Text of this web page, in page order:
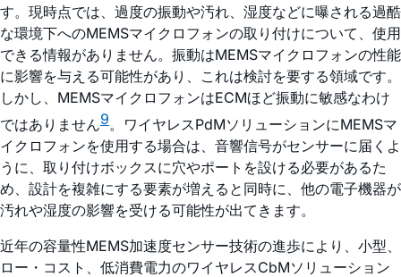
す。現時点では、過度の振動や汚れ、湿度などに曝される過酷
な環境下へのMEMSマイクロフォンの取り付けについて、使用
できる情報がありません。振動はMEMSマイクロフォンの性能
に影響を与える可能性があり、これは検討を要する領域です。
しかし、MEMSマイクロフォンはECMほど振動に敏感なわけ
ではありません9。ワイヤレスPdMソリューションにMEMSマ
イクロフォンを使用する場合は、音響信号がセンサーに届くよ
うに、取り付けボックスに穴やポートを設ける必要があるた
め、設計を複雑にする要素が増えると同時に、他の電子機器が
汚れや湿度の影響を受ける可能性が出てきます。
近年の容量性MEMS加速度センサー技術の進歩により、小型、
ロー・コスト、低消費電力のワイヤレスCbMソリューション